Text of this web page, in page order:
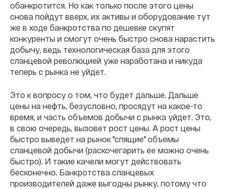
обанкротится. Но как только после этого цены
снова пойдут вверх, их активы и оборудование тут
же в ходе банкротства по дешевке скупят
конкуренты и смогут очень быстро снова нарастить
добычу, ведь технологическая база для этого
сланцевой революцией уже наработана и никуда
теперь с рынка не уйдет.
Это к вопросу о том, что будет дальше. Дальше
цены на нефть, безусловно, просядут на какое-то
время, и часть объемов добычи с рынка уйдет. Это,
в свою очередь, вызовет рост цены. А рост цены
быстро выведет на рынок "спящие" объемы
сланцевой добычи (раскочегарить ее можно очень
быстро). И такие качели могут действовать
бесконечно. Банкротства сланцевых
производителей даже выгодны рынку, потому что